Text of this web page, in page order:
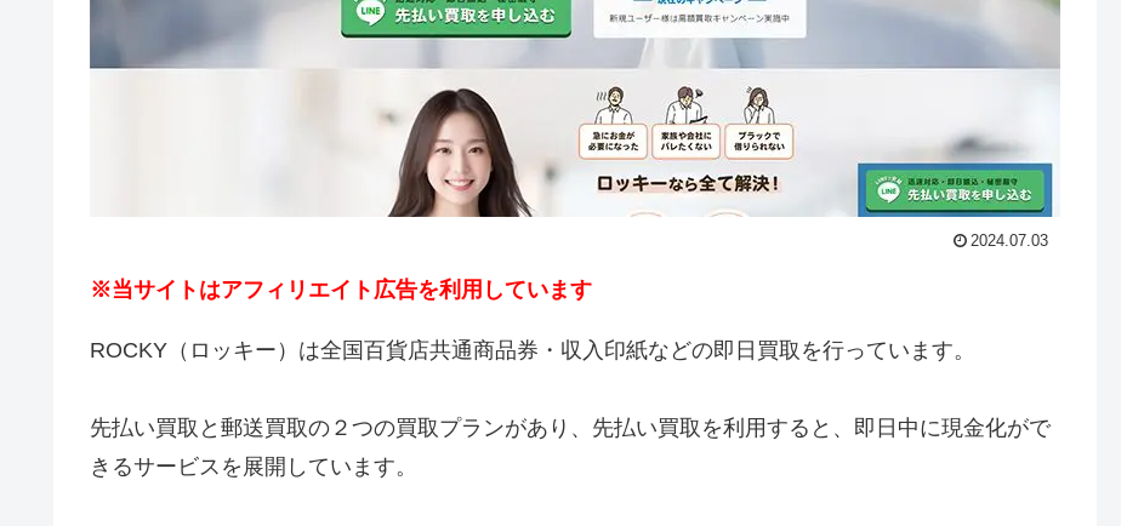
2024.07.03
※当サイトはアフィリエイト広告を利用しています
ROCKY（ロッキー）は全国百貨店共通商品券・収入印紙などの即日買取を行っています。
先払い買取と郵送買取の２つの買取プランがあり、先払い買取を利用すると、即日中に現金化がで
きるサービスを展開しています。